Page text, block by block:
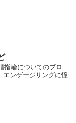
指輪についてのブロ
エンゲージリングに憧